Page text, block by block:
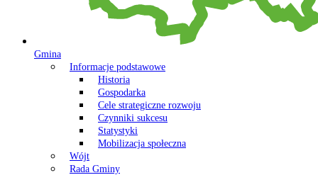
Gmina
Informacje podstawowe
Historia
Gospodarka
Cele strategiczne rozwoju
Czynniki sukcesu
Statystyki
Mobilizacja społeczna
Wójt
Rada Gminy